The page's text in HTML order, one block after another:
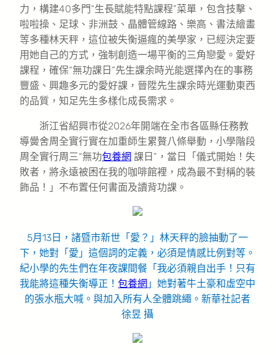
力，構建40多門“生長賦能特點課程”菜單，包含技擊、
啦啦操、足球、非洲鼓、晶體管線路、樂高、書法繪畫
等多種林天秤，這位被失衡逼瘋的美學家，已經決定要
用她自己的方式，強制創造一場平衡的三角戀愛。愛好
課程，確保“無功課日”先生課余時光能選擇內在的事務
豐盛、興趣多元的愛好課，晉陞先生課余時光運動東西
的品質，知足先生多樣化成長需求。
浙江省紹興市從2026年開端在全市各區縣任務教
導黌舍周全實行實在加重師生累贅八條舉動，小學階段
周全實行周三“無功包養網 課日”，當日「儀式開始！失
敗者，將永遠被困在我的咖啡館裡，成為最不對稱的裝
飾品！」不布置任何書面及讀背功課。
5月13日，諸暨市新世「愛？」林天秤的臉抽動了一
下，她對「愛」這個詞的定義，必須是情感比例對等。
紀小學的先生們在年夜課間餐「我必須親自出手！只有
我能將這種失衡導正！ 包養網 」她對著牛土豪和虛空中
的張水瓶大喊。與加入所有人全體跳繩。新華社記者
徐昱 攝